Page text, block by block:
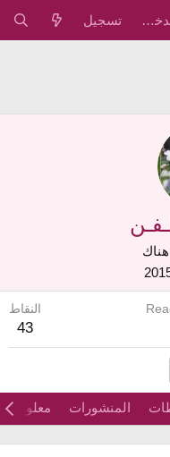
تسجيل الدخول تسجيل
هناك
النقاط
43
المنشورات معلومات